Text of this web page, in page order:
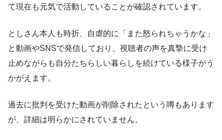
て現在も元気で活動していることが確認されています。
としさん本人も時折、自虐的に「また怒られちゃうかな」
と動画やSNSで発信しており、視聴者の声を真摯に受け
止めながらも自分たちらしい暮らしを続けている様子がう
かがえます。
過去に批判を受けた動画が削除されたという噂もあります
が、詳細は明らかにされていません。